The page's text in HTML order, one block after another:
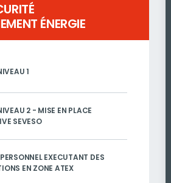
ÉNERGIE
1
2 - MISE EN PLACE
SEVESO
EXECUTANT DES
EN ZONE ATEX